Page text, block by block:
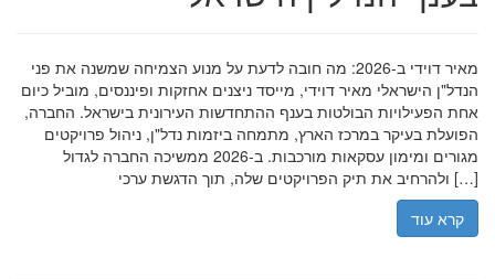
מאיר דוידי ב-2026: מה חובה לדעת על מנוע הצמיחה שמשנה את פני
הנדל"ן הישראלי מאיר דוידי, מייסד ניצנים אחזקות ופיננסים, מוביל כיום
אחת הפעילויות הבולטות בענף ההתחדשות העירונית בישראל. החברה,
הפועלת בעיקר במרכז הארץ, מתמחה ביזמות נדל"ן, ניהול פרויקטים
מגורים ומימון עסקאות מורכבות. ב-2026 ממשיכה החברה לגדול
ולהרחיב את תיק הפרויקטים שלה, תוך הדגשת ערכי […]
קרא עוד